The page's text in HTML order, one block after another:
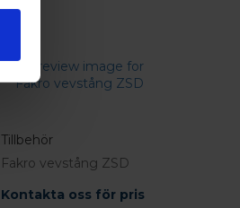
Tillbehör
Fakro vevstång ZSD
Kontakta oss för pris